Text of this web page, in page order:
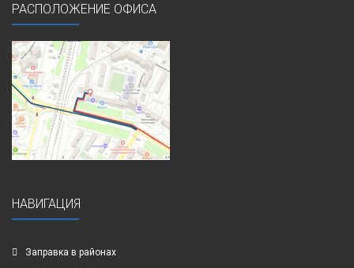
РАСПОЛОЖЕНИЕ ОФИСА
НАВИГАЦИЯ
Заправка в районах